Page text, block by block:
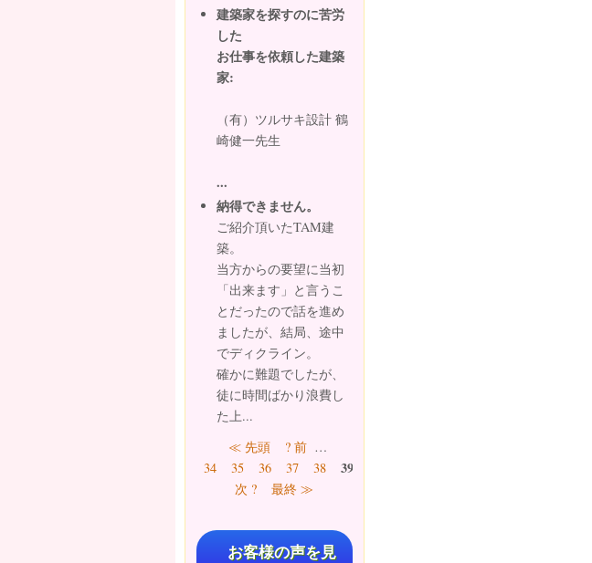
建築家を探すのに苦労
した
お仕事を依頼した建築
家:
（有）ツルサキ設計 鶴
崎健一先生
...
納得できません。
ご紹介頂いたTAM建
築。
当方からの要望に当初
「出来ます」と言うこ
とだったので話を進め
ましたが、結局、途中
でディクライン。
確かに難題でしたが、
徒に時間ばかり浪費し
た上...
ページ≪ 先頭 ? 前 …
34
35 36 37 38 39
次 ?
最終 ≫
お客様の声を見